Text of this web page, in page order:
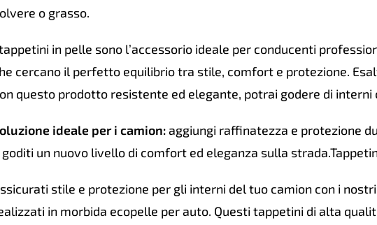
o grasso.
in pelle sono l’accessorio ideale per conducenti
cercano il perfetto equilibrio tra stile, comfort e protezione.
questo prodotto resistente ed elegante, potrai godere di interni
ideale per i camion:aggiungi raffinatezza e protezione
goditi un nuovo livello di comfort ed eleganza sulla
stile e protezione per gli interni del tuo camion con i
in morbida ecopelle per auto. Questi tappetini di alta